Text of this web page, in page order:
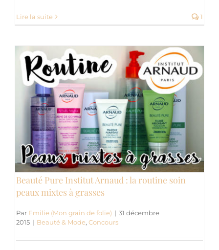
Lire la suite 1
Beauté Pure Institut Arnaud : la routine soin
peaux mixtes à grasses
Par Emilie (Mon grain de folie) | 31 décembre
2015 | Beauté & Mode, Concours